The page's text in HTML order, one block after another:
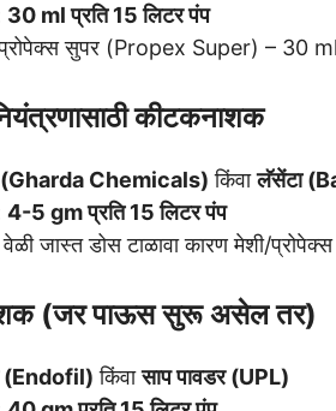
30 ml प्रति 15 लिटर पंप
सुपर (Propex Super) – 30 ml
कीटकनाशक
(Gharda Chemicals) किंवालॅसेंटा
4-5 gm प्रति 15 लिटर पंप
जास्त डोस टाळावा कारण मेशी/
(जर पाऊस सुरू असेल तर)
(Endofil) किंवासाप पावडर (UPL)